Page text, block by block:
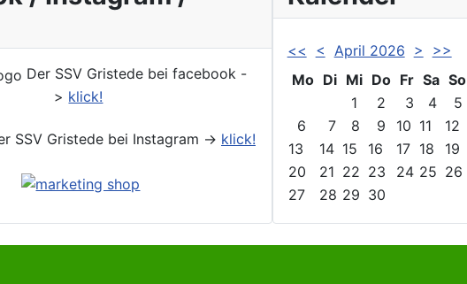
Der SSV Gristede bei facebook -
> klick!
SSV Gristede bei Instagram -> klick!
<< < April 2026 >
>>
Mo Di Mi Do Fr Sa So
1
2 3 4
5
6
7 8 9 10 11
12
13
14 15 16 17 18
19
20
21 22 23 24 25 26
27
28 29 30